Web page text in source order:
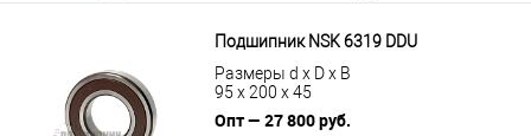
Подшипник NSK 6319 DDU
Размеры d x D x B
95 x 200 x 45
Опт — 27 800 руб.